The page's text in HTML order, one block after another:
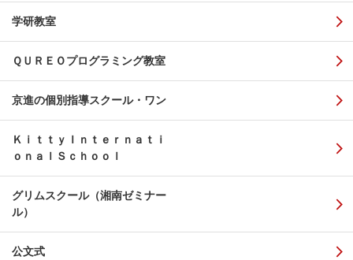
学研教室
ＱＵＲＥＯプログラミング教室
京進の個別指導スクール・ワン
ＫｉｔｔｙＩｎｔｅｒｎａｔｉ
ｏｎａｌＳｃｈｏｏｌ
グリムスクール（湘南ゼミナー
ル）
公文式